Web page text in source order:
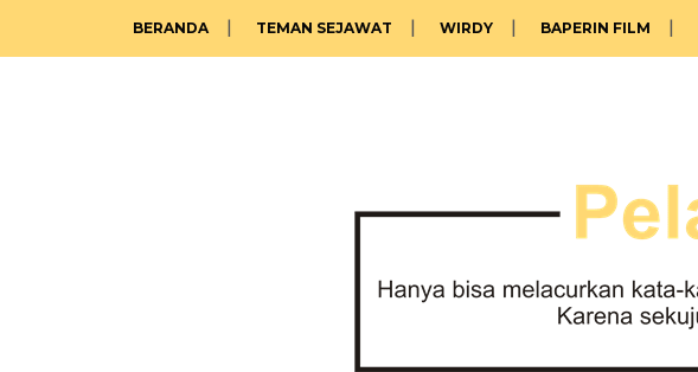
BERANDA TEMAN SEJAWAT WIRDY BAPERIN FILM